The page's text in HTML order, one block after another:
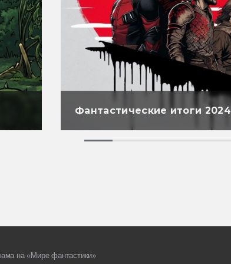
Фантастические итоги 2024
на «Мире фантастики»